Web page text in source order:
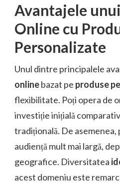
Avantajele
Online cu
Personalizate
Unul dintre principalele
onlinebazat pe produse
flexibilitate. Poți opera de
investiție inițială
tradițională. De asemenea,
audiență mult mai largă,
geografice. Diversitatea
acest domeniu este